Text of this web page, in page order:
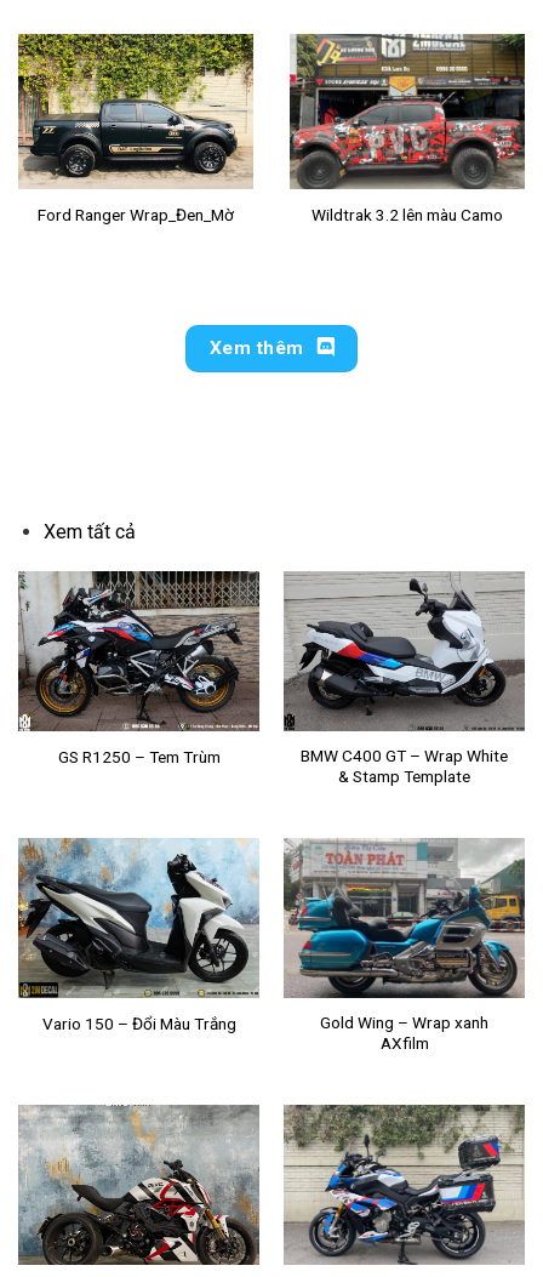
Ford Ranger Wrap_Đen_Mờ Wildtrak 3.2 lên màu Camo
Xem thêm
Xem tất cả
GS R1250 – Tem Trùm
BMW C400 GT – Wrap White
& Stamp Template
Vario 150 – Đổi Màu Trắng
Gold Wing – Wrap xanh
AXfilm